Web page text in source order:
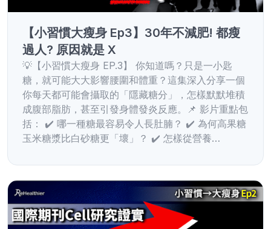
【小習慣大瘦身 Ep3】30年不減肥! 都瘦
過人? 原因就是 X
💡【小習慣大瘦身 EP.3】 你知道嗎？只是一小匙
糖，就可能大大影響腰圍和體重？這集深入分享一個
你每天都可能會攝取的「隱藏糖分」，怎樣默默堆積
成腹部脂肪，甚至引發身體發炎反應。📌 影片重點包
括： ✔️ 哪一種糖最容易令人長肚腩？ ✔️ 為何高果糖
玉米糖漿比白砂糖更「壞」？ ✔️ 怎樣從營養…